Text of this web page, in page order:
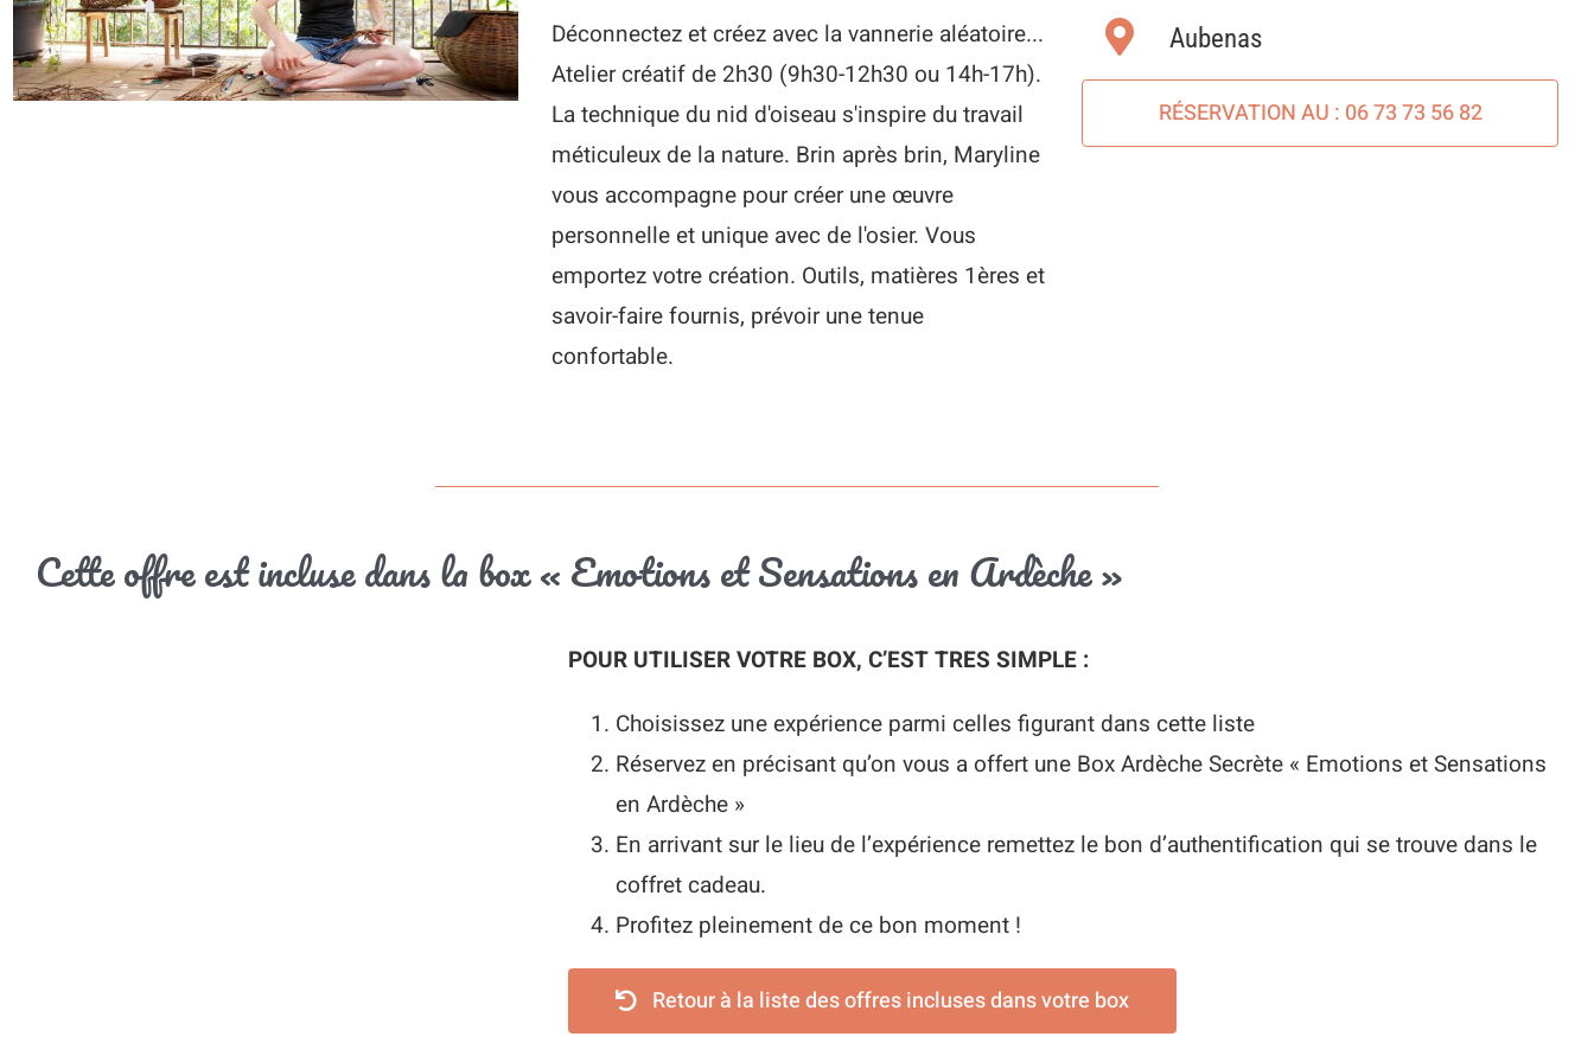
Déconnectez et créez avec la vannerie aléatoire...
Atelier créatif de 2h30 (9h30-12h30 ou 14h-17h).
La technique du nid d'oiseau s'inspire du travail
méticuleux de la nature. Brin après brin, Maryline
vous accompagne pour créer une œuvre
personnelle et unique avec de l'osier. Vous
emportez votre création. Outils, matières 1ères et
savoir-faire fournis, prévoir une tenue
confortable.
Aubenas
RÉSERVATION AU : 06 73 73 56 82
Cette offre est incluse dans la box « Emotions et Sensations en Ardèche »
POUR UTILISER VOTRE BOX, C’EST TRES SIMPLE :
Choisissez une expérience parmi celles figurant dans cette liste
Réservez en précisant qu’on vous a offert une Box Ardèche Secrète « Emotions et Sensations
en Ardèche »
En arrivant sur le lieu de l’expérience remettez le bon d’authentification qui se trouve dans le
coffret cadeau.
Profitez pleinement de ce bon moment !
Retour à la liste des offres incluses dans votre box